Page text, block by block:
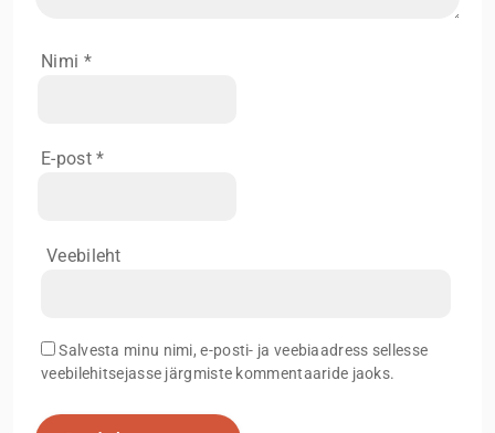
Nimi *
E-post*
Veebileht
Salvesta minu nimi, e-posti- ja veebiaadress sellesse
veebilehitsejasse järgmiste kommentaaride jaoks.